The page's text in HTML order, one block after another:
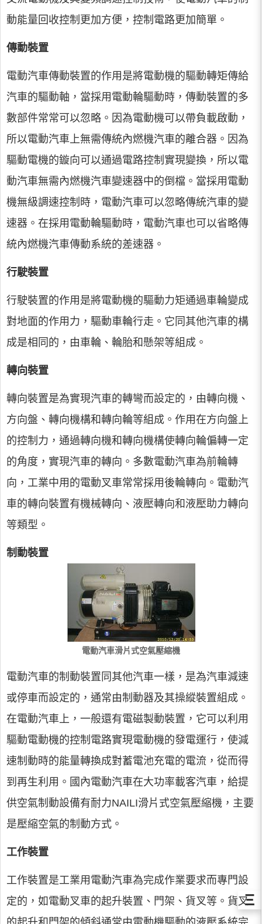
動能量回收控制更加方便，控制電路更加簡單。
傳動裝置
電動汽車傳動裝置的作用是將電動機的驅動轉矩傳給
汽車的驅動軸，當採用電動輪驅動時，傳動裝置的多
數部件常常可以忽略。因為電動機可以帶負載啟動，
所以電動汽車上無需傳統內燃機汽車的離合器。因為
驅動電機的鏇向可以通過電路控制實現變換，所以電
動汽車無需內燃機汽車變速器中的倒檔。當採用電動
機無級調速控制時，電動汽車可以忽略傳統汽車的變
速器。在採用電動輪驅動時，電動汽車也可以省略傳
統內燃機汽車傳動系統的差速器。
行駛裝置
行駛裝置的作用是將電動機的驅動力矩通過車輪變成
對地面的作用力，驅動車輪行走。它同其他汽車的構
成是相同的，由車輪、輪胎和懸架等組成。
轉向裝置
轉向裝置是為實現汽車的轉彎而設定的，由轉向機、
方向盤、轉向機構和轉向輪等組成。作用在方向盤上
的控制力，通過轉向機和轉向機構使轉向輪偏轉一定
的角度，實現汽車的轉向。多數電動汽車為前輪轉
向，工業中用的電動叉車常常採用後輪轉向。電動汽
車的轉向裝置有機械轉向、液壓轉向和液壓助力轉向
等類型。
制動裝置
電動汽車滑片式空氣壓縮機
電動汽車的制動裝置同其他汽車一樣，是為汽車減速
或停車而設定的，通常由制動器及其操縱裝置組成。
在電動汽車上，一般還有電磁製動裝置，它可以利用
驅動電動機的控制電路實現電動機的發電運行，使減
速制動時的能量轉換成對蓄電池充電的電流，從而得
到再生利用。國內電動汽車在大功率載客汽車，給提
供空氣制動設備有耐力NAILI滑片式空氣壓縮機，主要
是壓縮空氣的制動方式。
工作裝置
工作裝置是工業用電動汽車為完成作業要求而專門設
定的，如電動叉車的起升裝置、門架、貨叉等。貨叉Ξ